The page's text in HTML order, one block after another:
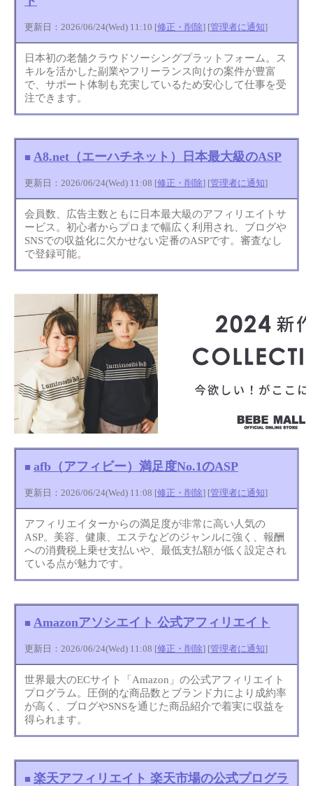
更新日：2026/06/24(Wed) 11:10 [修正・削除] [管理者に通知]
日本初の老舗クラウドソーシングプラットフォーム。ス
キルを活かした副業やフリーランス向けの案件が豊富
で、サポート体制も充実しているため安心して仕事を受
注できます。
■ A8.net（エーハチネット）日本最大級のASP
更新日：2026/06/24(Wed) 11:08 [修正・削除] [管理者に通知]
会員数、広告主数ともに日本最大級のアフィリエイトサ
ービス。初心者からプロまで幅広く利用され、ブログや
SNSでの収益化に欠かせない定番のASPです。審査なし
で登録可能。
■ afb（アフィビー）満足度No.1のASP
更新日：2026/06/24(Wed) 11:08 [修正・削除] [管理者に通知]
アフィリエイターからの満足度が非常に高い人気の
ASP。美容、健康、エステなどのジャンルに強く、報酬
への消費税上乗せ支払いや、最低支払額が低く設定され
ている点が魅力です。
■ Amazonアソシエイト 公式アフィリエイト
更新日：2026/06/24(Wed) 11:08 [修正・削除] [管理者に通知]
世界最大のECサイト「Amazon」の公式アフィリエイト
プログラム。圧倒的な商品数とブランド力により成約率
が高く、ブログやSNSを通じた商品紹介で着実に収益を
得られます。
■ 楽天アフィリエイト 楽天市場の公式プログラ